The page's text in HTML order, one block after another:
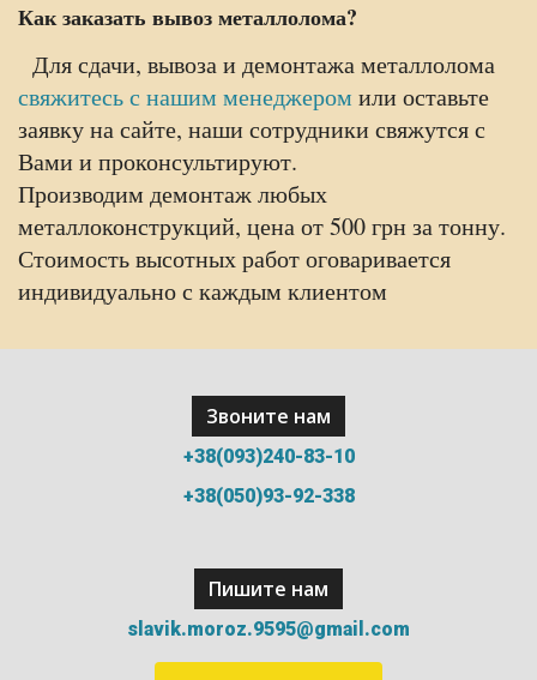
Как заказать вывоз металлолома?
Для сдачи, вывоза и демонтажа металлолома
свяжитесь с нашим менеджером или оставьте
заявку на сайте, наши сотрудники свяжутся с
Вами и проконсультируют.
Производим демонтаж любых
металлоконструкций, цена от 500 грн за тонну.
Стоимость высотных работ оговаривается
индивидуально с каждым клиентом
Звоните нам
+38(093)240-83-10
+38(050)93-92-338
Пишите нам
slavik.moroz.9595@gmail.com